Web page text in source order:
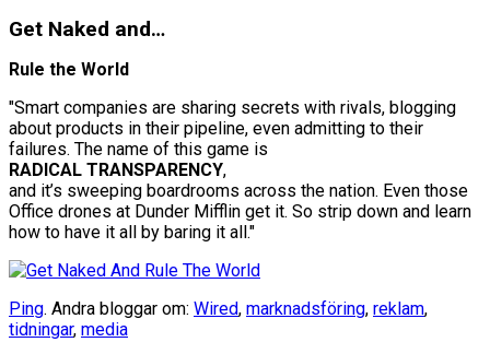
Get Naked and…
Rule the World
"Smart companies are sharing secrets with rivals, blogging
about products in their pipeline, even admitting to their
failures. The name of this game is
RADICAL TRANSPARENCY,
and it’s sweeping boardrooms across the nation. Even those
Office drones at Dunder Mifflin get it. So strip down and learn
how to have it all by baring it all."
Ping. Andra bloggar om: Wired, marknadsföring, reklam,
tidningar, media